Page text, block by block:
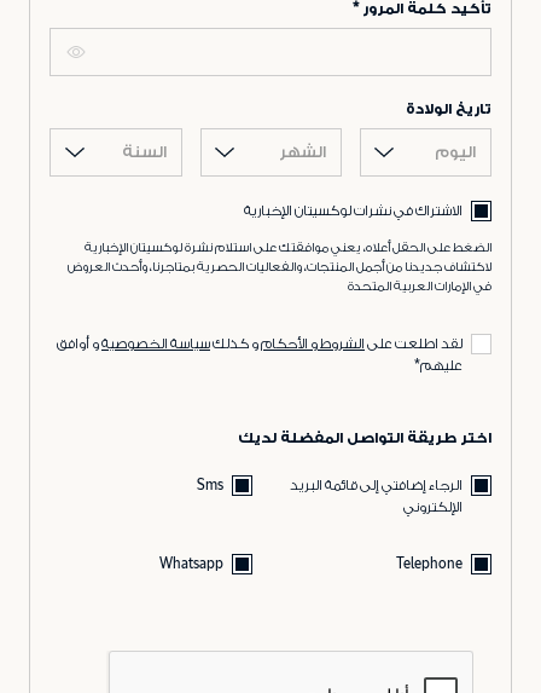
تأكيد كلمة المرور
تاريخ الولادة
اليوم الشهر السنة
الاشتراك في نشرات لوكسيتان الإخبارية
الضغط على الحقل أعلاه، يعني موافقتك على استلام نشرة لوكسيتان الإخبارية
لاكتشاف جديدنا من أجمل المنتجات، والفعاليات الحصرية بمتاجرنا، وأحدث العروض
في الإمارات العربية المتحدة
لقد اطلعت على الشروط و الأحكامو كذلكسياسة الخصوصيةو أوافق
عليهم*
اختر طريقة التواصل المفضلة لديك
الرجاء إضافتي إلى قائمة البريد
الإلكتروني
Sms
Telephone
Whatsapp